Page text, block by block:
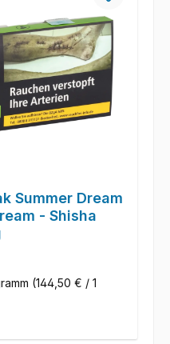
Summer Dream
- Shisha
(144,50 € / 1